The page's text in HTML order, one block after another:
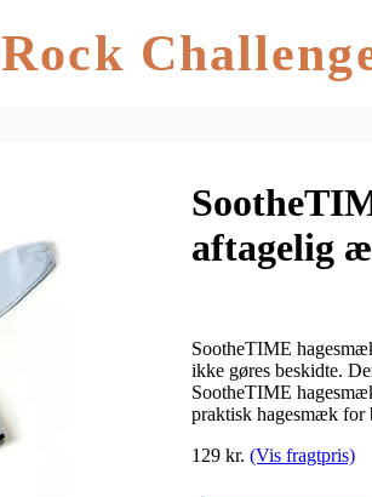
Rock
aftagelig
SootheTIME
ikke gøres beskidte.
SootheTIME
praktisk hagesmæk for
129 kr. (Vis fragtpris)